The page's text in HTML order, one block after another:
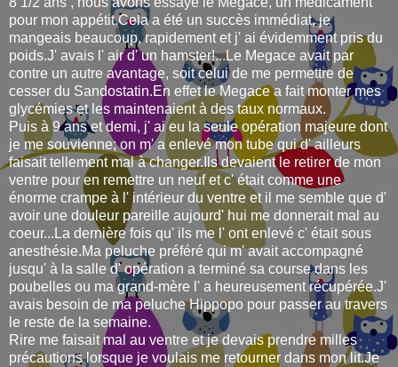
pour mon appétit.Cela a été un succès immédiat, je
mangeais beaucoup, rapidement et j' ai évidemment pris du
poids.J' avais l' air d' un hamster!...Le Megace avait par
contre un autre avantage, soit celui de me permettre de
cesser du Sandostatin.En effet le Megace a fait monter mes
glycémies et les maintenaient à des taux normaux.
Puis à 9 ans et demi, j' ai eu la seule opération majeure dont
je me souvienne; on m' a enlevé mon tube qui d' ailleurs
faisait tellement mal à changer.Ils devaient le retirer de mon
ventre pour en remettre un neuf et c' était comme une
énorme crampe à l' intérieur du ventre et il me semble que d'
avoir une douleur pareille aujourd' hui me donnerait mal au
coeur...La dernière fois qu' ils me l' ont enlevé c' était sous
anesthésie.Ma peluche préféré qui m' avait accompagné
jusqu' à la salle d' opération a terminé sa course dans les
poubelles ou ma grand-mère l' a heureusement récupérée.J'
avais besoin de ma pelucheHippopo pour passer au travers
le reste de la semaine.
Rire me faisait mal au ventre et je devais prendre milles
précautions lorsque je voulais me retourner dans mon lit.Je